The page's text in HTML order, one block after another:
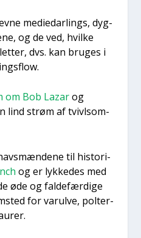
medi­e­d­ar­lings, dyg­
og de ved, hvil­ke
dvs. kan bru­ges i
om Bob Lazarog
lind strøm af tvivls­om­
til histo­ri­
og er lyk­ke­des med
øde og fal­de­fær­di­ge
for varul­ve, pol­ter­